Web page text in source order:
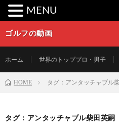
ゴルフの動画
ホーム 世界のトッププロ・男子
HOME タグ：アンタッチャブル
タグ：アンタッチャブル柴田英嗣
MENU